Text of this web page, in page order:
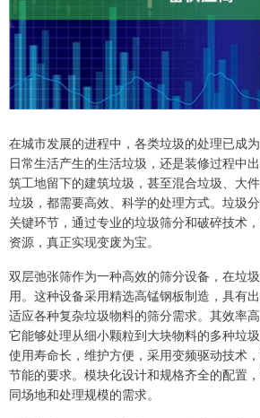
在城市发展的进程中，各类垃圾的处理已成
日常生活产生的生活垃圾，还是装修过程中
筑工地留下的建筑垃圾，甚至混合垃圾、大
垃圾，都需要高效、科学的处理方式。垃圾
关键环节，通过专业的垃圾筛分和破碎技术
资源，真正实现变废为宝。
双层弛张筛作为一种高效的筛分设备，在垃
用。这种设备采用精选高锰钢板制造，具有
适应各种复杂垃圾物料的筛分需求。其效率
它能够处理从细小颗粒到大块物料的多种垃
使用寿命长，维护方便，采用变频驱动技术
节能的要求。模块化设计和规格齐全的配置
同场地和处理规模的需求。